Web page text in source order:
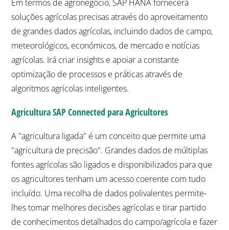
Em termos de agronegócio, SAP HANA fornecerá
soluções agrícolas precisas através do aproveitamento
de grandes dados agrícolas, incluindo dados de campo,
meteorológicos, económicos, de mercado e notícias
agrícolas. Irá criar insights e apoiar a constante
optimização de processos e práticas através de
algoritmos agrícolas inteligentes.
Agricultura SAP Connected para Agricultores
A "agricultura ligada" é um conceito que permite uma
"agricultura de precisão". Grandes dados de múltiplas
fontes agrícolas são ligados e disponibilizados para que
os agricultores tenham um acesso coerente com tudo
incluído. Uma recolha de dados polivalentes permite-
lhes tomar melhores decisões agrícolas e tirar partido
de conhecimentos detalhados do campo/agrícola e fazer